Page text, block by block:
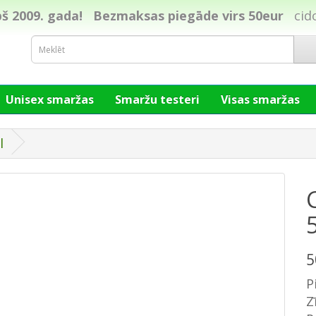
2009. gada! Bezmaksas piegāde virs 50eur
Unisex smaržas Smaržu testeri Visas smaržas